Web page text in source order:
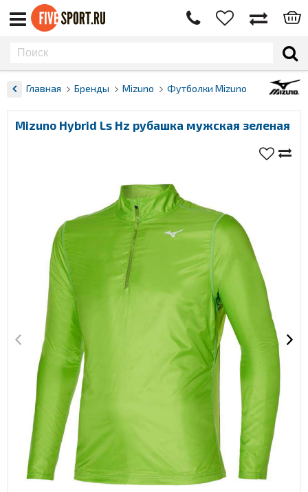
Главная Бренды Mizuno Футболки Mizuno
Mizuno Hybrid Ls Hz рубашка мужская зеленая